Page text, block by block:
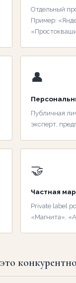
Отдельный
Пример:
👤
Публичная
эксперт,
🤝
Частная
Private label
«Магнита»,